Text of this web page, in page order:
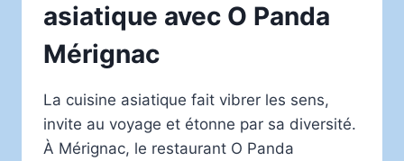
asiatique avec O Panda
Mérignac
La cuisine asiatique fait vibrer les sens,
invite au voyage et étonne par sa diversité.
À Mérignac, le restaurant O Panda